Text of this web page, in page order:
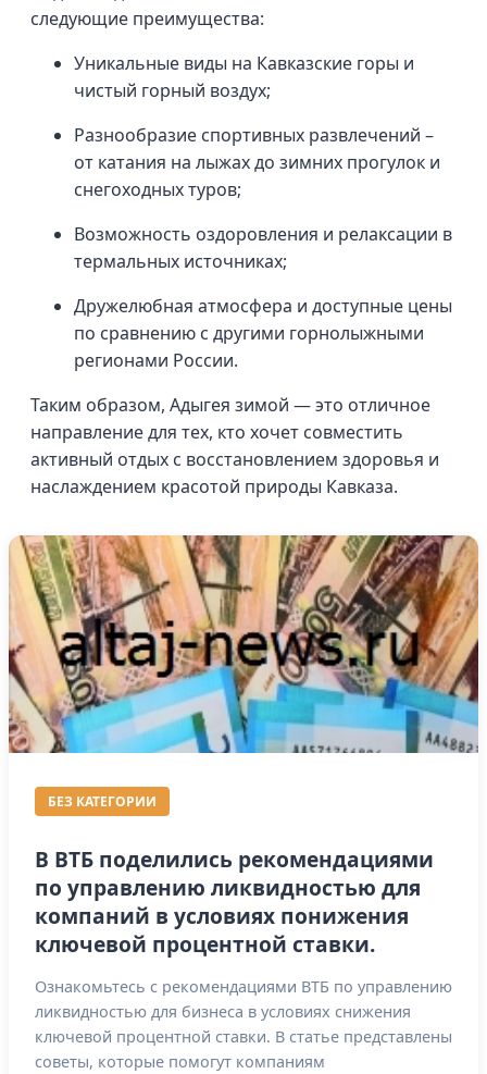
следующие преимущества:
Уникальные виды на Кавказские горы и
чистый горный воздух;
Разнообразие спортивных развлечений –
от катания на лыжах до зимних прогулок и
снегоходных туров;
Возможность оздоровления и релаксации в
термальных источниках;
Дружелюбная атмосфера и доступные цены
по сравнению с другими горнолыжными
регионами России.
Таким образом, Адыгея зимой — это отличное
направление для тех, кто хочет совместить
активный отдых с восстановлением здоровья и
наслаждением красотой природы Кавказа.
БЕЗ КАТЕГОРИИ
В ВТБ поделились рекомендациями
по управлению ликвидностью для
компаний в условиях понижения
ключевой процентной ставки.
Ознакомьтесь с рекомендациями ВТБ по управлению
ликвидностью для бизнеса в условиях снижения
ключевой процентной ставки. В статье представлены
советы, которые помогут компаниям